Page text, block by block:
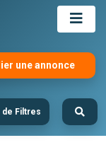
une annonce
de Filtres